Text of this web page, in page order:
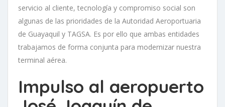
servicio al cliente, tecnología y compromiso social son
algunas de las prioridades de la Autoridad Aeroportuaria
de Guayaquil y TAGSA. Es por ello que ambas entidades
trabajamos de forma conjunta para modernizar nuestra
terminal aérea.
Impulso al aeropuerto